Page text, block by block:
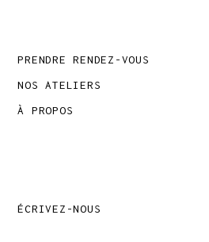
PRENDRE RENDEZ-VOUS
NOS ATELIERS
À PROPOS
ÉCRIVEZ-NOUS